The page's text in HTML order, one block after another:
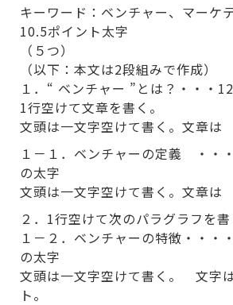
キーワード：ベンチャー、マーケ
10.5ポイント太字
（５つ）
（以下：本文は2段組みで作成）
１．“ ベンチャー ”とは？・・・
1行空けて文章を書く。
文頭は一文字空けて書く。文章は
１－１．ベンチャーの定義 ・・
の太字
文頭は一文字空けて書く。文章は
２．1行空けて次のパラグラフを書
１－２．ベンチャーの特徴・・・
の太字
文頭は一文字空けて書く。 文字
ト。